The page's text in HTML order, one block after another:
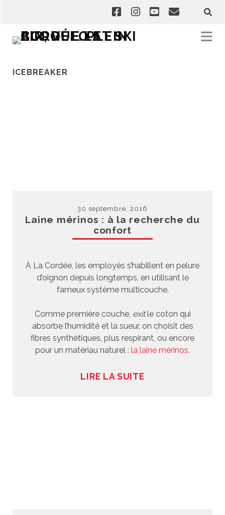
ICEBREAKER
30 septembre, 2016
Laine mérinos : à la recherche du
confort
À La Cordée, les employés s’habillent en pelure
d’oignon depuis longtemps, en utilisant le
fameux système multicouche.
Comme première couche, exitle coton qui
absorbe l’humidité et la sueur, on choisit des
fibres synthétiques, plus respirant, ou encore
pour un matériau naturel : la laine mérinos.
LIRE LA SUITE